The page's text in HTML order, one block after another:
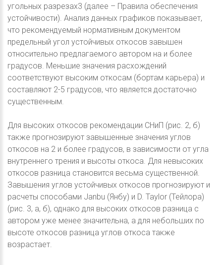
угольных разрезах3 (далее – Правила обеспечения
устойчивости). Анализ данных графиков показывает,
что рекомендуемый нормативным документом
предельный угол устойчивых откосов завышен
относительно предлагаемого автором на и более
градусов. Меньшие значения расхождений
соответствуют высоким откосам (бортам карьера) и
составляют 2-5 градусов, что является достаточно
существенным.
Для высоких откосов рекомендации СНиП (рис. 2, б)
также прогнозируют завышенные значения углов
откосов на 2 и более градусов, в зависимости от угла
внутреннего трения и высоты откоса. Для невысоких
откосов разница становится весьма существенной.
Завышения углов устойчивых откосов прогнозируют и
расчеты способами Janbu (Янбу) и D. Taylor (Тейлора)
(рис. 3, а, б), однако для высоких откосов разница с
автором уже менее значительна, а для небольших по
высоте откосов разница углов откоса также
возрастает.